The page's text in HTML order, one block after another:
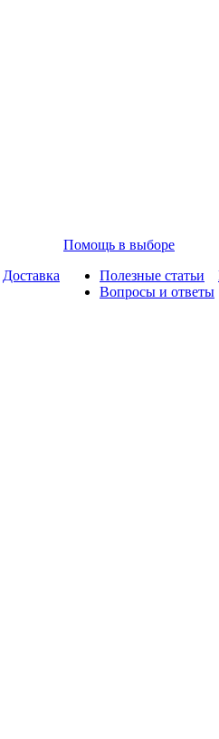
Доставка
Помощь в выборе
Полезные статьи
Вопросы и ответы